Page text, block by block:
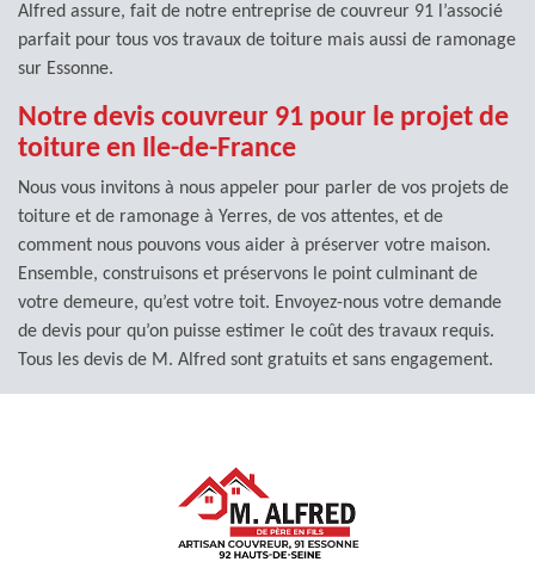
Alfred assure, fait de notre entreprise de couvreur 91 l’associé
parfait pour tous vos travaux de toiture mais aussi de ramonage
sur Essonne.
Notre devis couvreur 91 pour le projet de
toiture en Ile-de-France
Nous vous invitons à nous appeler pour parler de vos projets de
toiture et de ramonage à Yerres, de vos attentes, et de
comment nous pouvons vous aider à préserver votre maison.
Ensemble, construisons et préservons le point culminant de
votre demeure, qu’est votre toit. Envoyez-nous votre demande
de devis pour qu’on puisse estimer le coût des travaux requis.
Tous les devis de M. Alfred sont gratuits et sans engagement.